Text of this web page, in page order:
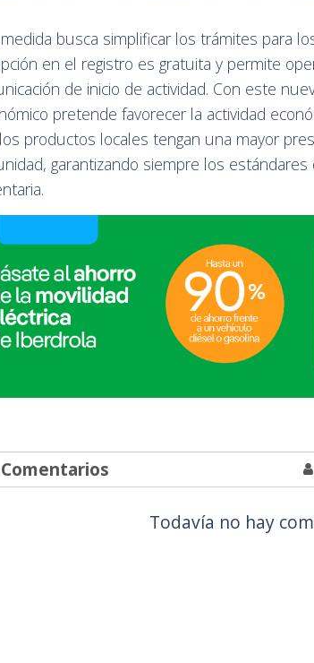
busca simplificar los trámites para
en el registro es gratuita y permite
de inicio de actividad. Con este
pretende favorecer la actividad
productos locales tengan una mayor
garantizando siempre los estándares
Todavía no hay